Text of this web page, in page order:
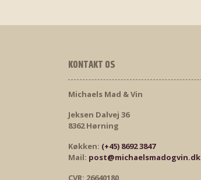
KONTAKT OS
Michaels Mad & Vin
Jeksen Dalvej 36
8362 Hørning
Køkken: (+45) 8692 3847
Mail: post@michaelsmadogvin.dk
CVR: 26640180